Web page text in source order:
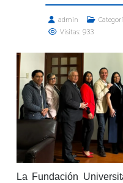
admin
Visitas: 933
La Fundación